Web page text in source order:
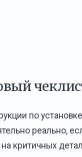
по
реально,
критичных